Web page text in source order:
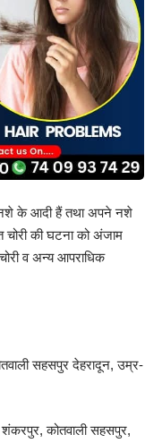
नशे के आदी हैं तथा अपने नशे
चोरी की घटना को अंजाम
चोरी व अन्य आपराधिक
सहसपुर देहरादून, उम्र-
कोतवाली सहसपुर,